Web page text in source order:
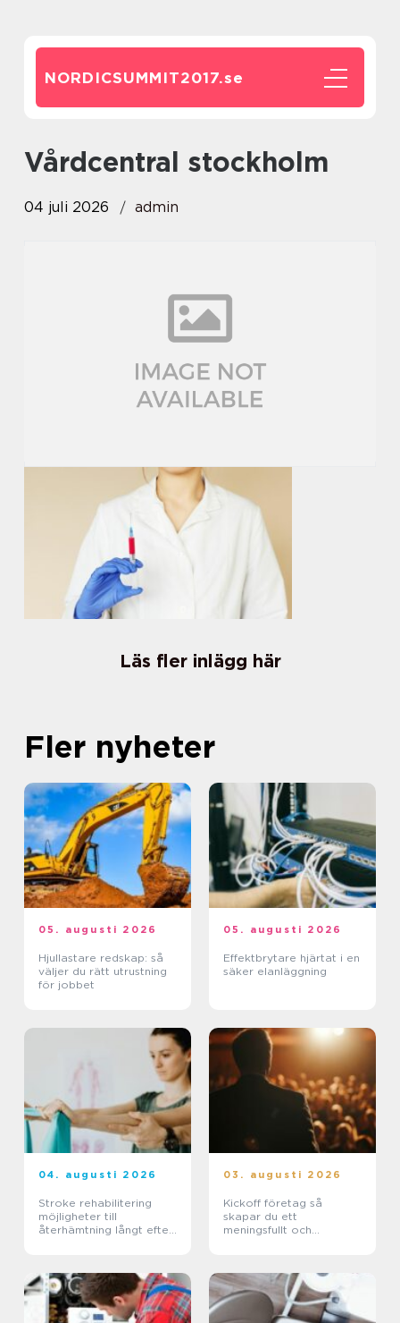
NORDICSUMMIT2017.se
vårdcentral stockholm
04 juli 2026 admin
Läs fler inlägg här
Fler nyheter
05. augusti 2026
Hjullastare redskap: så
väljer du rätt utrustning
för jobbet
05. augusti 2026
Effektbrytare hjärtat i en
säker elanläggning
04. augusti 2026
Stroke rehabilitering
möjligheter till
återhämtning långt efter
03. augusti 2026
Kickoff företag så
skapar du ett
meningsfullt och